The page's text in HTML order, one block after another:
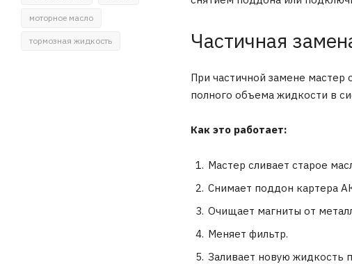
Частичная
При частичной замене мастер
полного объема жидкости в
Как это работает:
Мастер сливает старое
Снимает поддон картера
Очищает магниты от
Меняет фильтр.
Заливает новую жидкость
моторное масло
тормозная жидкость